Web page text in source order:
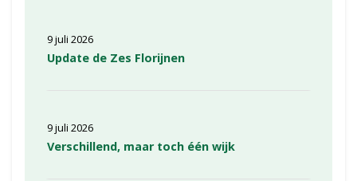
Update de Zes Florijnen
9 juli 2026
Verschillend, maar toch één wijk
9 juli 2026